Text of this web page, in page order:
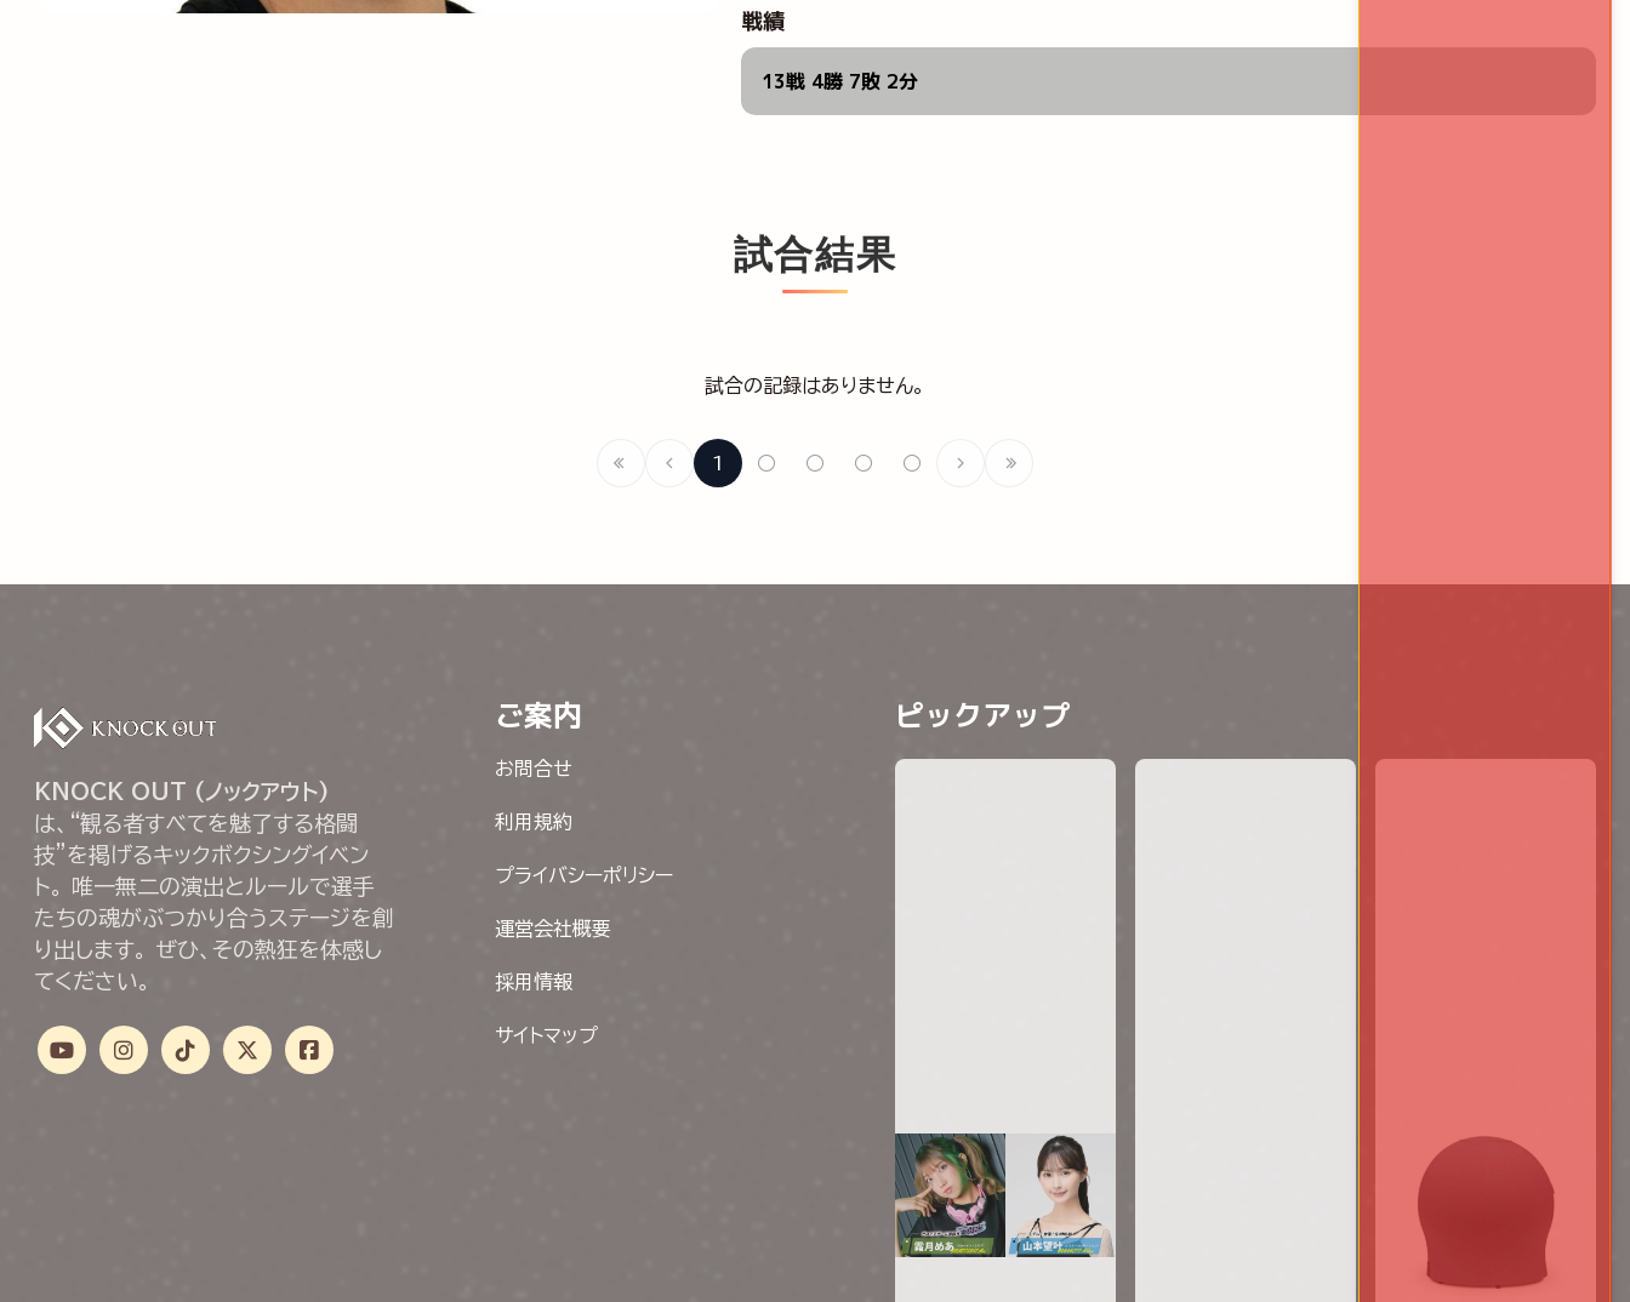
戦績
13戦 4勝 7敗 2分
試合結果
試合の記録はありません。
1 ○ ○ ○ ○
KNOCK OUT (ノックアウト)
は、“観る者すべてを魅了する格闘
技”を掲げるキックボクシングイベン
ト。 唯一無二の演出とルールで選手
たちの魂がぶつかり合うステージを創
り出します。 ぜひ、その熱狂を体感し
てください。
ご案内
お問合せ
利用規約
プライバシーポリシー
運営会社概要
採用情報
サイトマップ
ピックアップ